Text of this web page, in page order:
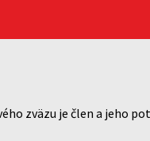
zväzu je člen a jeho